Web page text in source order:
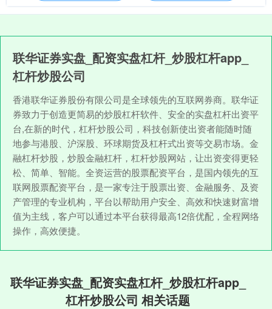
联华证券实盘_配资实盘杠杆_炒股杠杆app_
杠杆炒股公司
香港联华证券股份有限公司是全球领先的互联网券商。联华证
券致力于创造更简易的炒股杠杆软件、安全的实盘杠杆出资平
台,在新的时代，杠杆炒股公司，科技创新使出资者能随时随
地参与港股、沪深股、环球期货及杠杆式出资等交易市场。金
融杠杆炒股，炒股金融杠杆，杠杆炒股网站，让出资变得更轻
松、简单、智能。全资运营的股票配资平台，是国内领先的互
联网股票配资平台，是一家专注于股票出资、金融服务、及资
产管理的专业机构，平台以帮助用户安全、高效和快速财富增
值为主线，客户可以通过本平台获得最高12倍优配，全程网络
操作，高效便捷。
联华证券实盘_配资实盘杠杆_炒股杠杆app_
杠杆炒股公司 相关话题